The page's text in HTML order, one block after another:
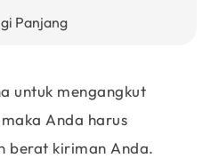
Panjang
untuk mengangkut
Anda harus
berat kiriman Anda.